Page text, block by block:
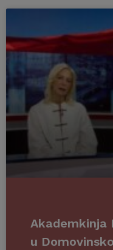
Akademkinja
u